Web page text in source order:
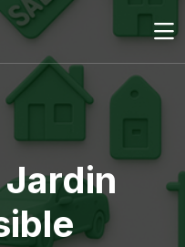
Jardin